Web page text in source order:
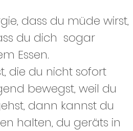
dass du müde wirst,
du dich  sogar
Essen.
die du nicht sofort
bewegst, weil du
dann kannst du
halten, du geräts in